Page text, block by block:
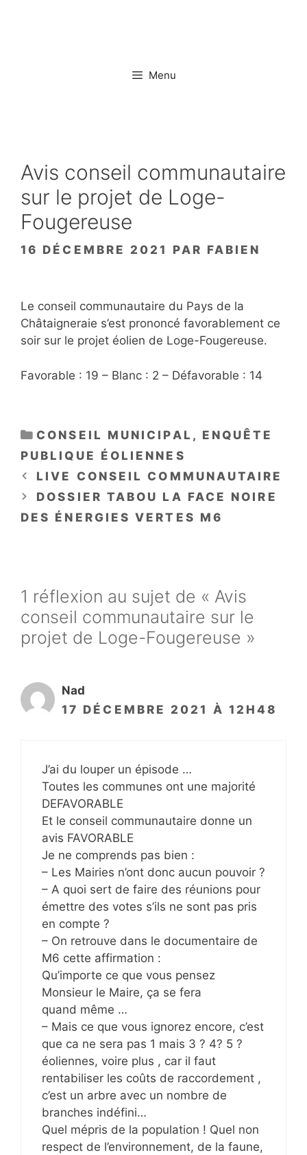
Menu
Avis conseil communautaire
sur le projet de Loge-
Fougereuse
16 DÉCEMBRE 2021 PAR FABIEN
Le conseil communautaire du Pays de la
Châtaigneraie s’est prononcé favorablement ce
soir sur le projet éolien de Loge-Fougereuse.
Favorable : 19 – Blanc : 2 – Défavorable : 14
CATÉGORIES
CONSEIL MUNICIPAL , ENQUÊTE
PUBLIQUE ÉOLIENNES
LIVE CONSEIL COMMUNAUTAIRE
DOSSIER TABOU LA FACE NOIRE
DES ÉNERGIES VERTES M6
1 réflexion au sujet de « Avis
conseil communautaire sur le
projet de Loge-Fougereuse »
Nad
17 DÉCEMBRE 2021 À 12H48
J’ai du louper un épisode …
Toutes les communes ont une majorité
DEFAVORABLE
Et le conseil communautaire donne un
avis FAVORABLE
Je ne comprends pas bien :
– Les Mairies n’ont donc aucun pouvoir ?
– A quoi sert de faire des réunions pour
émettre des votes s’ils ne sont pas pris
en compte ?
– On retrouve dans le documentaire de
M6 cette affirmation :
Qu’importe ce que vous pensez
Monsieur le Maire, ça se fera
quand même …
– Mais ce que vous ignorez encore, c’est
que ca ne sera pas 1 mais 3 ? 4? 5 ?
éoliennes, voire plus , car il faut
rentabiliser les coûts de raccordement ,
c’est un arbre avec un nombre de
branches indéfini…
Quel mépris de la population ! Quel non
respect de l’environnement, de la faune,